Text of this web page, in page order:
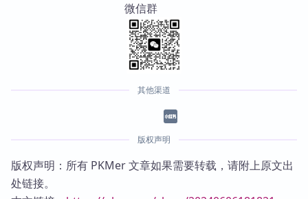
微信群
其他渠道
版权声明
版权声明：所有 PKMer 文章如果需要转载，请附上原文出
处链接。